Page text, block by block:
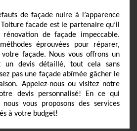
de façade nuire à l’apparence
facade est le partenaire qu’il
de façade impeccable.
éprouvées pour réparer,
façade. Nous vous offrons un
un devis détaillé, tout cela sans
pas une façade abîmée gâcher le
Appelez-nous ou visitez notre
devis personnalisé! En ce qui
vous proposons des services
à votre budget!